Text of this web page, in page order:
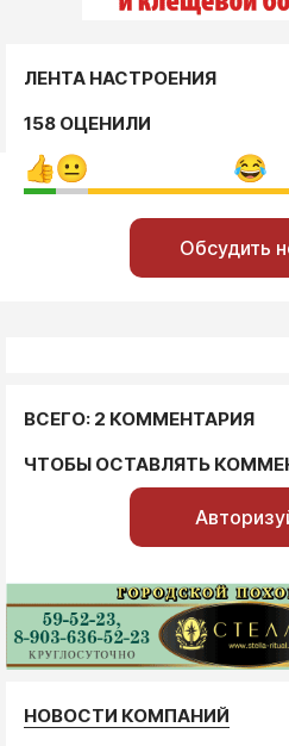
ЛЕНТА НАСТРОЕНИЯ
158 ОЦЕНИЛИ
Обсудить
ВСЕГО: 2 КОММЕНТАРИЯ
ЧТОБЫ ОСТАВЛЯТЬ
НОВОСТИ КОМПАНИЙ